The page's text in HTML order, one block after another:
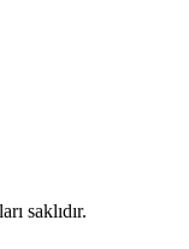
saklıdır.